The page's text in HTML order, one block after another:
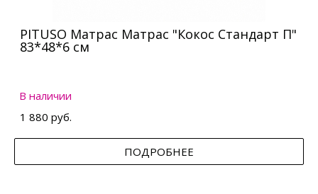
PITUSO Матрас Матрас "Кокос Стандарт П"
83*48*6 см
В наличии
1 880 руб.
ПОДРОБНЕЕ